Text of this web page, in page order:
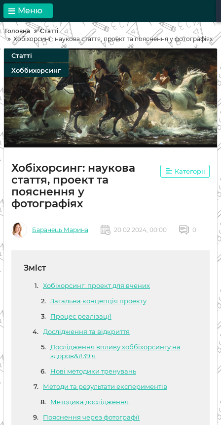
Меню
Головна
Статті
Хобіхорсинг: наукова стаття, проект та пояснення у фотографіях
Статті
Хоббихорсинг
Хобіхорсинг: наукова
стаття, проект та
пояснення у
фотографіях
Категорії
Баранець Марина 20 02 2024, 00:00 0
Зміст
Хобіхорсинг: проект для вчених
Загальна концепція проекту
Процес реалізації
Дослідження та відкриття
Дослідження впливу хоббіхорсингу на
здоров&#39;я
Нові методики тренувань
Методи та результати експериментів
Методика дослідження
Пояснення через фотографії